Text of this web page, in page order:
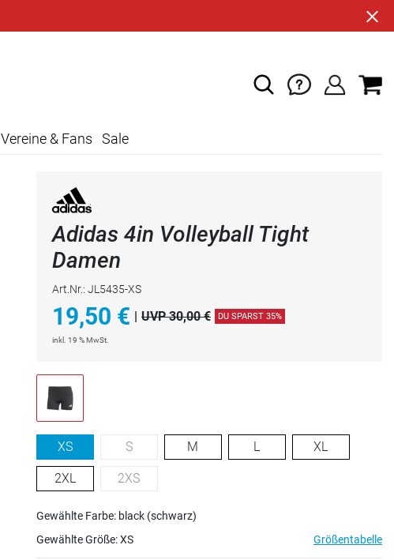
Vereine & Fans Sale
Adidas 4in Volleyball Tight
Damen
Art.Nr.: JL5435-XS
19,50 € | UVP 30,00 € DU SPARST 35%
inkl. 19 % MwSt.
XS S M L XL
2XL 2XS
Gewählte Farbe: black (schwarz)
Gewählte Größe:XS Größentabelle